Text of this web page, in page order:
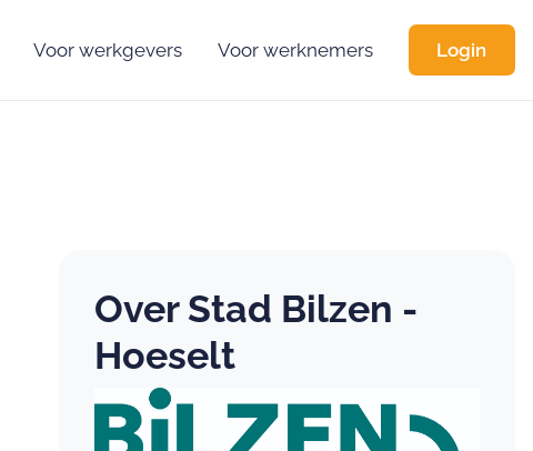
Voor werkgevers Voor werknemers Login
Over Stad Bilzen -
Hoeselt